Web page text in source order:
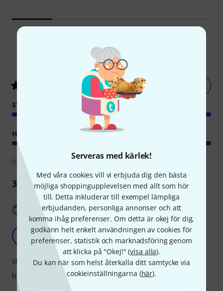
Serveras med kärlek!
Med våra cookies vill vi erbjuda dig den bästa
möjliga shoppingupplevelsen med allt som hör
till. Detta inkluderar till exempel lämpliga
erbjudanden, personliga annonser och att
komma ihåg preferenser. Om detta är okej för dig,
godkänn helt enkelt användningen av cookies för
preferenser, statistik och marknadsföring genom
att klicka på "Okej!" (visa alla).
Du kan när som helst återkalla ditt samtycke via
cookieinställningarna (här).
Kundbetyg
/ 5
STABILITET
HANTVERKSKVALITET
Poängpolicy
3Recensioner
Visa översättning
Mayos 03.08.2022
stabilitet
hantverkskvalitet